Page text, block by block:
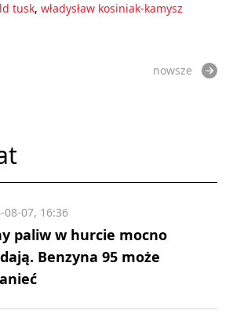
tusk, władysław kosiniak-kamysz
nowsze
paliw w hurcie mocno
Benzyna 95 może
08-07, 16:36